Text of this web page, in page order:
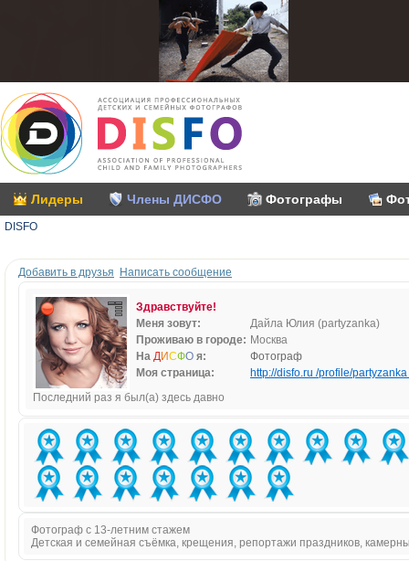
Лидеры Члены ДИСФО Фотографы
DISFO
Добавить в друзья Написать сообщение
Здравствуйте!
Меня зовут:
Дайла Юлия (partyzanka)
Проживаю в городе: Москва
На ДИСФО я:
Фотограф
Моя страница:
http://disfo.ru /profile/partyzanka
Последний раз я был(а) здесь давно
Фотограф с 13-летним стажем
Детская и семейная съёмка, крещения, репортажи праздников,